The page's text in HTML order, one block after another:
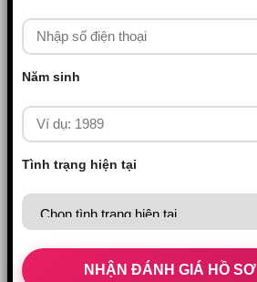
Năm sinh
Tình trạng hiện tại